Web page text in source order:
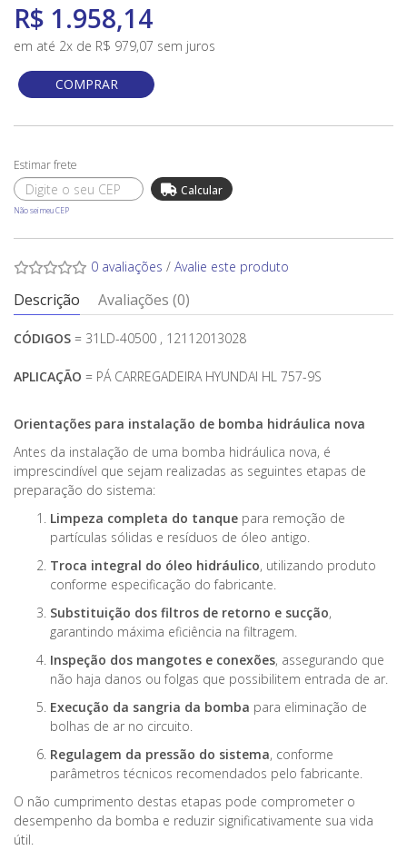
R$ 1.958,14
em até 2x de R$ 979,07 sem juros
COMPRAR
Não sei meu CEP
0 avaliações / Avalie este produto
Descrição Avaliações (0)
CÓDIGOS = 31LD-40500 , 12112013028
APLICAÇÃO = PÁ CARREGADEIRA HYUNDAI HL 757-9S
Orientações para instalação de bomba hidráulica nova
Antes da instalação de uma bomba hidráulica nova, é
imprescindível que sejam realizadas as seguintes etapas de
preparação do sistema:
Limpeza completa do tanque para remoção de
partículas sólidas e resíduos de óleo antigo.
Troca integral do óleo hidráulico, utilizando produto
conforme especificação do fabricante.
Substituição dos filtros de retorno e sucção,
garantindo máxima eficiência na filtragem.
Inspeção dos mangotes e conexões, assegurando que
não haja danos ou folgas que possibilitem entrada de ar.
Execução da sangria da bomba para eliminação de
bolhas de ar no circuito.
Regulagem da pressão do sistema, conforme
parâmetros técnicos recomendados pelo fabricante.
O não cumprimento destas etapas pode comprometer o
desempenho da bomba e reduzir significativamente sua vida
útil.